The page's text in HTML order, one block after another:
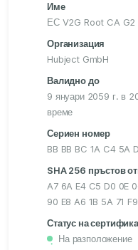
Име
ЕС V2G Root CA G2
Организация
Hubject GmbH
Валидно до
9 януари 2059 г. в
време
Сериен номер
BB BB BC 1A C4 5A
SHA 256 пръстов
A7 6A E4 C5 D0 0E
90 E8 A6 1B 5A 71
Статус на
・ На разположение